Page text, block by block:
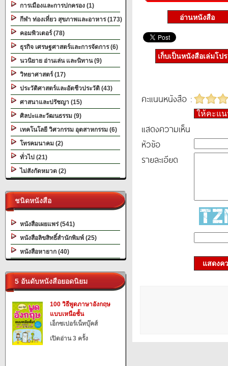
การเมืองและการปกครอง (1)
กีฬา ท่องเที่ยว สุขภาพและอาหาร (173)
คอมพิวเตอร์ (78)
ธุรกิจ เศรษฐศาสตร์และการจัดการ (6)
นวนิยาย อ่านเล่น และนิทาน (9)
วิทยาศาสตร์ (17)
ประวัติศาสตร์และอัตชีวประวัติ (43)
ศาสนาและปรัชญา (15)
ศิลปะและวัฒนธรรม (9)
เทคโนโลยี วิศวกรรม อุตสาหกรรม (6)
โทรคมนาคม (2)
ทั่วไป (21)
ไม่สังกัดหมวด (2)
ชนิดหนังสือ
หนังสือเผยแพร่ (541)
หนังสือลิขสิทธิ์สำนักพิมพ์ (25)
หนังสือหายาก (40)
5 อันดับหนังสือยอดนิยม
100 วิธีพูดภาษาอังกฤษ
แบบเหนือชั้น
เอ็กซเปอร์เน็ทบุ๊คส์
เปิดอ่าน 3 ครั้ง
เก็บเป็นหนังสือเล่มโป
คะแนนหนังสือ :
ให้คะแ
แสดงความเห็น
หัวข้อ
รายละเอียด
แสดงค